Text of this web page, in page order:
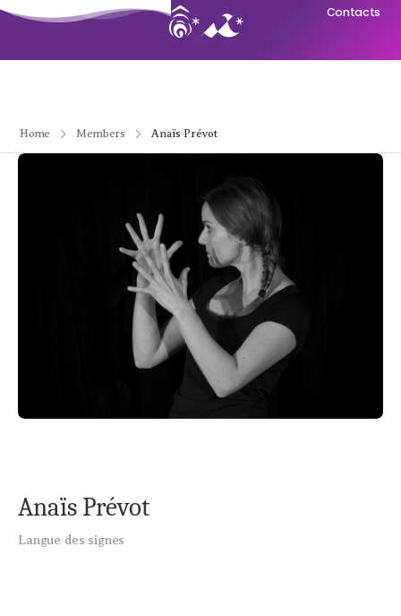
Contacts
Home Members Anaïs Prévot
Anaïs Prévot
Langue des signes